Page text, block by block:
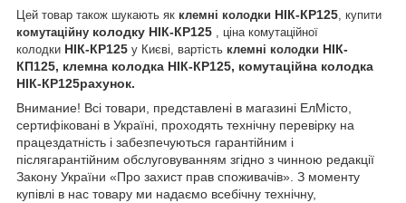
Цей товар також шукають як клемні колодки НІК-КР125, купити
комутаційну колодку НІК-КР125 , ціна комутаційної
колодки НІК-КР125 у Києві, вартість клемні колодки НІК-
КП125, клемна колодка НІК-КР125, комутаційна колодка
НІК-КР125рахунок.
Внимание! Всі товари, представлені в магазині ЕлМісто,
сертифіковані в Україні, проходять технічну перевірку на
працездатність і забезпечуються гарантійним і
післягарантійним обслуговуванням згідно з чинною редакції
Закону України «Про захист прав споживачів». З моменту
купівлі в нас товару ми надаємо всебічну технічну,